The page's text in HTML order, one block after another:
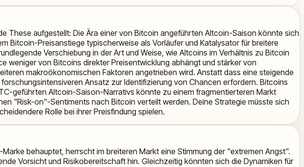
These aufgestellt: Die Ära einer von Bitcoin angeführten Altcoin-Saison könnte sich
Bitcoin-Preisanstiege typischerweise als Vorläufer und Katalysator für breitere
Verschiebung in der Art und Weise, wie Altcoins im Verhältnis zu Bitcoin
weniger von Bitcoins direkter Preisentwicklung abhängt und stärker von
makroökonomischen Faktoren angetrieben wird. Anstatt dass eine steigende
Ansatz zur Identifizierung von Chancen erfordern. Bitcoins
geführten Altcoin-Saison-Narrativs könnte zu einem fragmentierteren Markt
"Risk-on"-Sentiments nach Bitcoin verteilt werden. Deine Strategie müsste sich
Rolle bei ihrer Preisfindung spielen.
behauptet, herrscht im breiteren Markt eine Stimmung der "extremen Angst".
Vorsicht und Risikobereitschaft hin. Gleichzeitig könnten sich die Dynamiken für